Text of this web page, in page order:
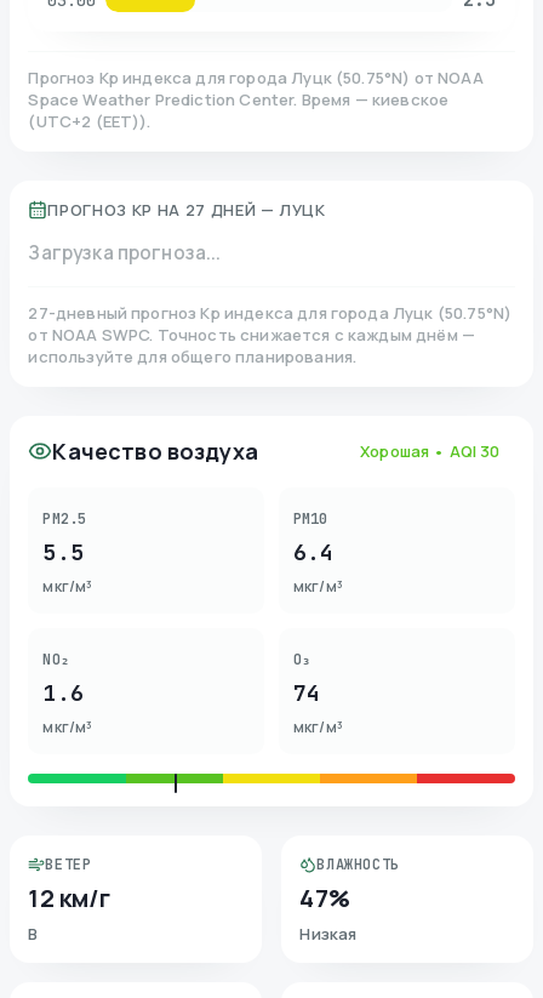
Прогноз Kp индекса для города Луцк(50.75°N) от NOAA
Space Weather Prediction Center. Время — киевское
(UTC+2 (EET)).
ПРОГНОЗ KP НА 27 ДНЕЙ — ЛУЦК
Загрузка прогноза...
27-дневный прогноз Kp индекса для города Луцк (50.75°N)
от NOAA SWPC. Точность снижается с каждым днём —
используйте для общего планирования.
Качество воздуха Хорошая • AQI 30
PM2.5
5.5
мкг/м³
PM10
6.4
мкг/м³
NO₂
1.6
мкг/м³
O₃
74
мкг/м³
ВЕТЕР
12 км/г
В
ВЛАЖНОСТЬ
47%
Низкая